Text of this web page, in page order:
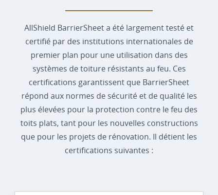
AllShield BarrierSheet a été largement testé et
certifié par des institutions internationales de
premier plan pour une utilisation dans des
systèmes de toiture résistants au feu. Ces
certifications garantissent que BarrierSheet
répond aux normes de sécurité et de qualité les
plus élevées pour la protection contre le feu des
toits plats, tant pour les nouvelles constructions
que pour les projets de rénovation. Il détient les
certifications suivantes :